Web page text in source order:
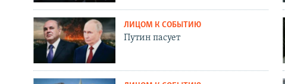
ЛИЦОМ К СОБЫТИЮ
Путин пасует